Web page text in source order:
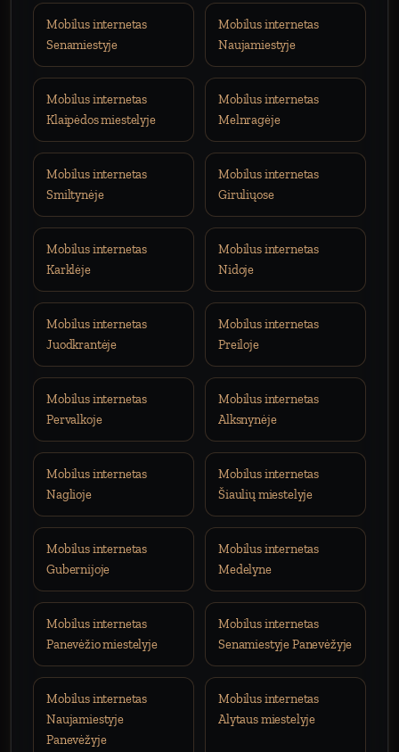
Mobilus internetas
Senamiestyje
Mobilus internetas
Naujamiestyje
Mobilus internetas
Klaipėdos miestelyje
Mobilus internetas
Melnragėje
Mobilus internetas
Smiltynėje
Mobilus internetas
Giruliųose
Mobilus internetas
Karklėje
Mobilus internetas
Nidoje
Mobilus internetas
Juodkrantėje
Mobilus internetas
Preiloje
Mobilus internetas
Pervalkoje
Mobilus internetas
Alksnynėje
Mobilus internetas
Naglioje
Mobilus internetas
Šiaulių miestelyje
Mobilus internetas
Gubernijoje
Mobilus internetas
Medelyne
Mobilus internetas
Panevėžio miestelyje
Mobilus internetas
Senamiestyje Panevėžyje
Mobilus internetas
Naujamiestyje
Panevėžyje
Mobilus internetas
Alytaus miestelyje